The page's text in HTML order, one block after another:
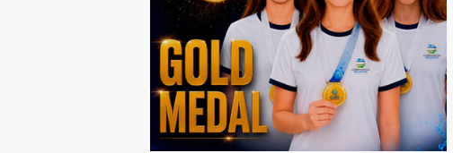
СПОРТ 24 2026 08
Синхронистки Узбекистана
выиграли золото чемпионата